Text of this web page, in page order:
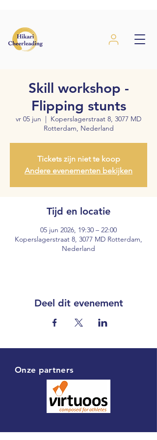
Skill workshop -
Flipping stunts
vr 05 jun
  |
Koperslagerstraat 8, 3077 MD
Rotterdam, Nederland
Tickets zijn niet te koop
Andere evenementen bekijken
Tijd en locatie
05 jun 2026, 19:30 – 22:00
Koperslagerstraat 8, 3077 MD Rotterdam,
Nederland
Deel dit evenement
Onze partners